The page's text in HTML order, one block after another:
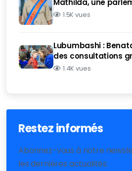
Mathilda, une
1.5K vues
Lubumbashi :
des consultations
1.4K vues
Restez informés
Abonnez-vous à notre
les dernières actualités.